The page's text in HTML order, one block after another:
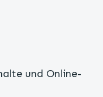
und Online-